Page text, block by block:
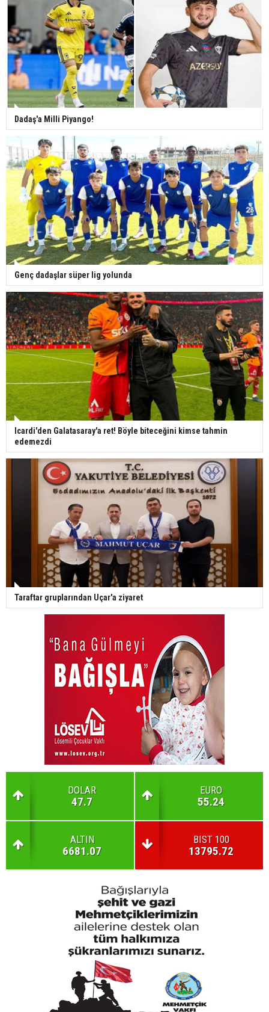
Dadaş'a Milli Piyango!
Genç dadaşlar süper lig yolunda
Icardi'den Galatasaray'a ret! Böyle biteceğini kimse tahmin
edemezdi
Taraftar gruplarından Uçar'a ziyaret
DOLAR
47.7
EURO
55.24
ALTIN
6681.07
BIST 100
13795.72